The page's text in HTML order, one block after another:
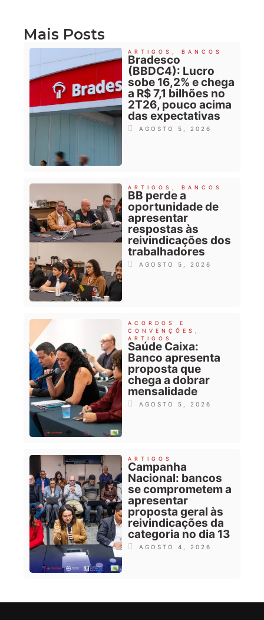
Mais Posts
ARTIGOS BANCOS
Bradesco
(BBDC4): Lucro
sobe 16,2% e chega
a R$ 7,1 bilhões no
2T26, pouco acima
das expectativas
AGOSTO 5, 2026
ARTIGOS BANCOS
BB perde a
oportunidade de
apresentar
respostas às
reivindicações dos
trabalhadores
AGOSTO 5, 2026
ACORDOS E
CONVENÇÕES
ARTIGOS
Saúde Caixa:
Banco apresenta
proposta que
chega a dobrar
mensalidade
AGOSTO 5, 2026
ARTIGOS
Campanha
Nacional: bancos
se comprometem a
apresentar
proposta geral às
reivindicações da
categoria no dia 13
AGOSTO 4, 2026